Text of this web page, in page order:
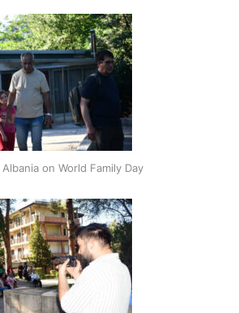
on World Family Day